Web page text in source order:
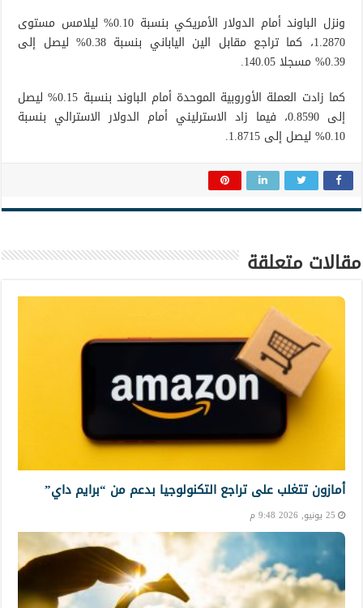
ونزل الباوند أمام الدولار الأمريكي بنسبة 0.10% ليلامس مستوى
1.2870، كما تراجع مقابل الين الياباني بنسبة 0.38% ليصل إلى
0.39% مسجلا 140.05.
كما زادت العملة الأوروبية الموحدة أمام الباوند بنسبة 0.15% ليصل
إلى 0.8590، فيما زاد الاسترليني أمام الدولار الاسترالي بنسبة
0.10% ليصل إلى 1.8715.
مقالات متعلقة
أمازون تتغلب على تراجع التكنولوجيا بدعم من “برايم داي”
25 يونيو, 2026 9:48 م